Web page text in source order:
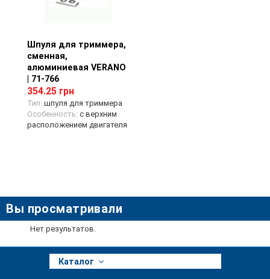
Просмотр товара
Шпуля для триммера,
сменная,
алюминиевая VERANO
| 71-766
354.25 грн
Тип: шпуля для триммера
Особенность: с верхним
расположением двигателя
Вы просматривали
Нет результатов.
Каталог